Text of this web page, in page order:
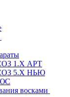
1.Х АРТ
5.Х НЬЮ
восками